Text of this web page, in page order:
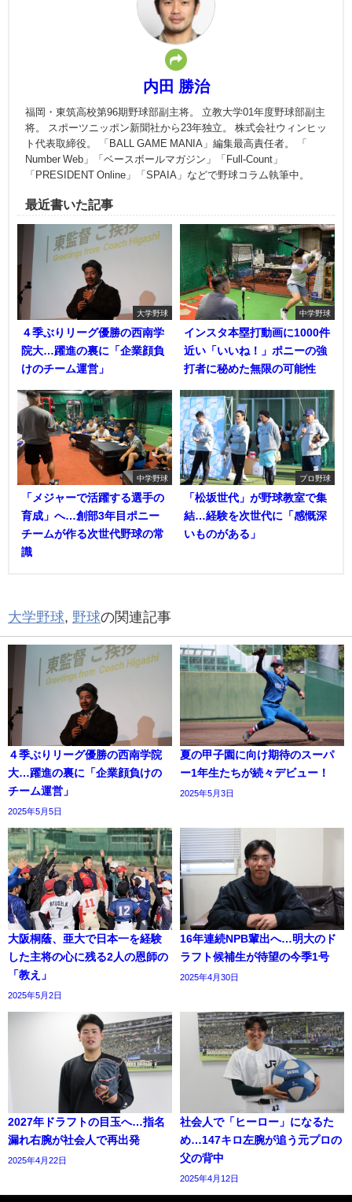
内田 勝治
福岡・東筑高校第96期野球部副主将。 立教大学01年度野球部副主
将。 スポーツニッポン新聞社から23年独立。 株式会社ウィンヒッ
ト代表取締役。 「BALL GAME MANIA」編集最高責任者。 「
Number Web」「ベースボールマガジン」「Full-Count」
「PRESIDENT Online」「SPAIA」などで野球コラム執筆中。
最近書いた記事
大学野球
４季ぶりリーグ優勝の西南学
院大…躍進の裏に「企業顔負
けのチーム運営」
中学野球
インスタ本塁打動画に1000件
近い「いいね！」ポニーの強
打者に秘めた無限の可能性
中学野球
「メジャーで活躍する選手の
育成」へ…創部3年目ポニー
チームが作る次世代野球の常
識
プロ野球
「松坂世代」が野球教室で集
結…経験を次世代に「感慨深
いものがある」
大学野球, 野球の関連記事
４季ぶりリーグ優勝の西南学院
大…躍進の裏に「企業顔負けの
チーム運営」
2025年5月5日
夏の甲子園に向け期待のスーパ
ー1年生たちが続々デビュー！
2025年5月3日
大阪桐蔭、亜大で日本一を経験
した主将の心に残る2人の恩師の
「教え」
2025年5月2日
16年連続NPB輩出へ…明大のド
ラフト候補生が待望の今季1号
2025年4月30日
2027年ドラフトの目玉へ…指名
漏れ右腕が社会人で再出発
2025年4月22日
社会人で「ヒーロー」になるた
め…147キロ左腕が追う元プロの
父の背中
2025年4月12日